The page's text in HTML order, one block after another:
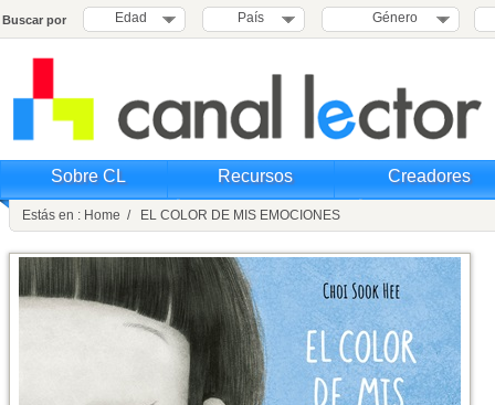
Buscar por Edad País Género
Sobre CL Recursos Creadores
Estás en : Home / EL COLOR DE MIS EMOCIONES